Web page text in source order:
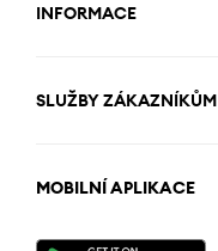
INFORMACE
SLUŽBY ZÁKAZNÍKŮM
MOBILNÍ APLIKACE